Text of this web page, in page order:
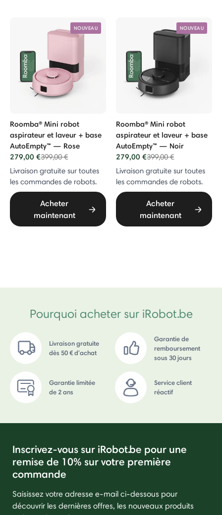
NOUVEAU
Roomba® Mini robot
aspirateur et laveur + base
AutoEmpty™ — Rose
279,00 €Price reduced from
399,00 €to
Livraison gratuite sur toutes
les commandes de robots.
Acheter
maintenant
NOUVEAU
Roomba® Mini robot
aspirateur et laveur + base
AutoEmpty™ — Noir
279,00 €Price reduced from
399,00 €to
Livraison gratuite sur toutes
les commandes de robots.
Acheter
maintenant
Pourquoi acheter sur iRobot.be
Livraison gratuite
dès 50 € d'achat
Garantie de
remboursement
sous 30 jours
Garantie limitée
de 2 ans
Service client
réactif
Inscrivez-vous sur iRobot.be pour une
remise de 10% sur votre première
commande
Saisissez votre adresse e-mail ci-dessous pour
découvrir les dernières offres, les nouveaux produits